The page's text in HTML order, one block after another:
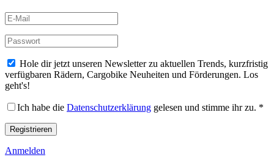
Hole dir jetzt unseren Newsletter zu aktuellen Trends, kurzfristig
verfügbaren Rädern, Cargobike Neuheiten und Förderungen. Los
geht's!
Ich habe die Datenschutzerklärung gelesen und stimme ihr zu. *
Registrieren
Anmelden